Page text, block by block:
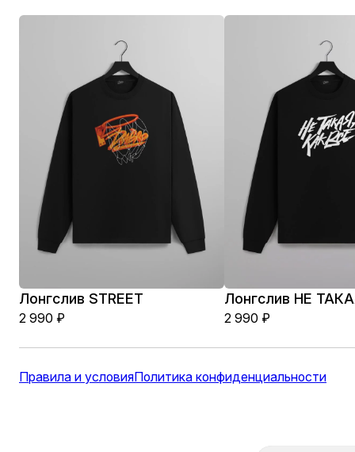
Лонгслив STREET
2 990 ₽
Лонгслив НЕ
2 990₽
Правила и условияПолитика конфиденциальности